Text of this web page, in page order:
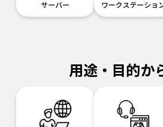
サーバー ワークステーショ
用途・目的か